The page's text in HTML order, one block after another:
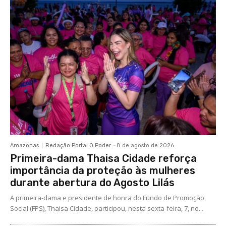
Amazonas Redação Portal O Poder - 8 de agosto de 2026
Primeira-dama Thaisa Cidade reforça
importância da proteção às mulheres
durante abertura do Agosto Lilás
A primeira-dama e presidente de honra do Fundo de Promoção
Social (FPS), Thaisa Cidade, participou, nesta sexta-feira, 7, no...